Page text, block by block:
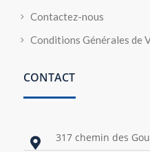
Contactez-nous
Conditions Générales de
CONTACT
 317 chemin des